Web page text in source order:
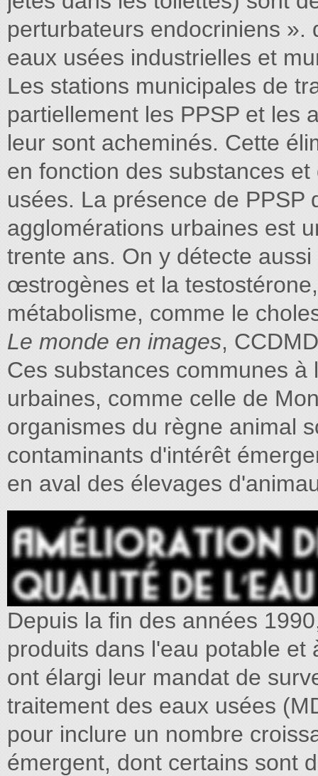
perturbateurs endocriniens ».
eaux usées industrielles et
Les stations municipales de
partiellement les PPSP et les
leur sont acheminés. Cette
en fonction des substances
usées. La présence de
agglomérations urbaines est
trente ans. On y détecte
œstrogènes et la
métabolisme, comme le
Le monde en images,
Ces substances communes
urbaines, comme celle de
organismes du règne animal
contaminants d'intérêt
en aval des élevages
Depuis la fin des années
produits dans l'eau potable et
ont élargi leur mandat de
traitement des eaux usées
pour inclure un nombre
émergent, dont certains sont